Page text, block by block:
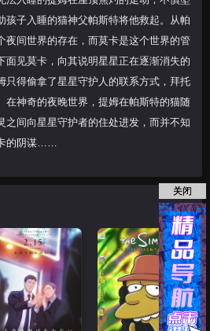
孩子入睡的猫神父帕斯特将他救起。从帕
夜间世界的存在，而莫卡是这个世界的管
面见莫卡，向其说明星星正在逐渐消失的
只得偷拿了星星守护人的联系方式，拜托
在神奇的夜晚世界，提姆在帕斯特的猫随
之间向星星守护者的住处进发，而并不知
的阴谋……
关闭